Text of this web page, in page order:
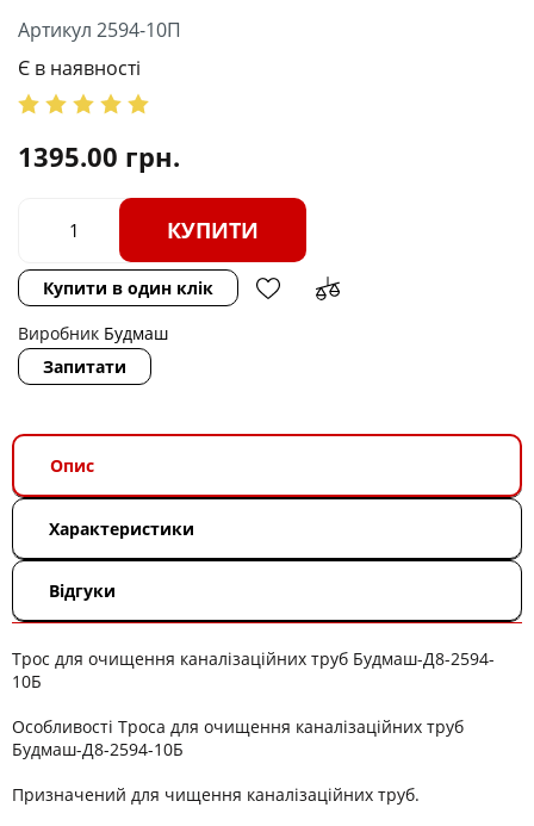
Артикул 2594-10П
Є в наявності
1395.00 грн.
КУПИТИ
Купити в один клік
Виробник Будмаш
Запитати
Опис
Характеристики
Відгуки
Трос для очищення каналізаційних труб Будмаш-Д8-2594-
10Б
Особливості Троса для очищення каналізаційних труб
Будмаш-Д8-2594-10Б
Призначений для чищення каналізаційних труб.